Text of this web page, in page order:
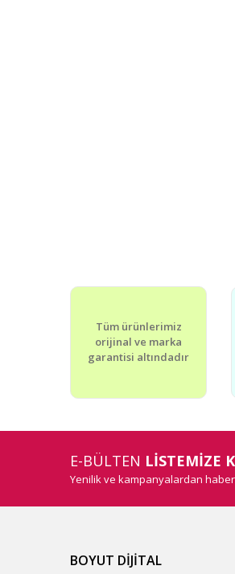
Tüm ürünlerimiz
orijinal ve marka
garantisi altındadır
E-BÜLTEN LİSTEMİZE
Yenilik ve kampanyalardan
BOYUT DİJİTAL